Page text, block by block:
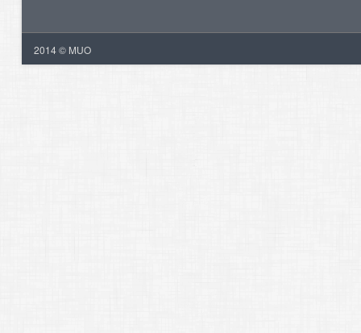
2014 © MUO